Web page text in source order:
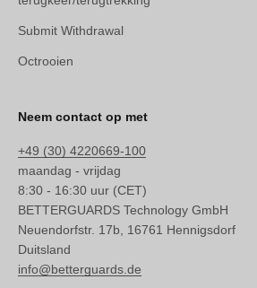
Submit Withdrawal
Octrooien
Neem contact op met
+49 (30) 4220669-100
maandag - vrijdag
8:30 - 16:30 uur (CET)
BETTERGUARDS Technology GmbH
Neuendorfstr. 17b, 16761 Hennigsdorf
Duitsland
info@betterguards.de